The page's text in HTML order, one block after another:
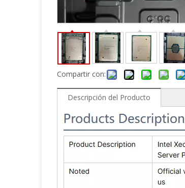
Compartir con:
Descripción del Producto